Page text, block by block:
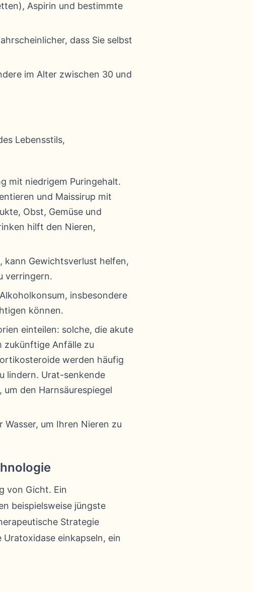
Aspirin und bestimmte
dass Sie selbst
im Alter zwischen 30 und
Lebensstils,
mit niedrigem Puringehalt.
und Maissirup mit
Obst, Gemüse und
hilft den Nieren,
kann Gewichtsverlust helfen,
verringern.
insbesondere
können.
einteilen: solche, die akute
zukünftige Anfälle zu
werden häufig
lindern. Urat-senkende
den Harnsäurespiegel
um Ihren Nieren zu
von Gicht. Ein
beispielsweise jüngste
Strategie
einkapseln, ein